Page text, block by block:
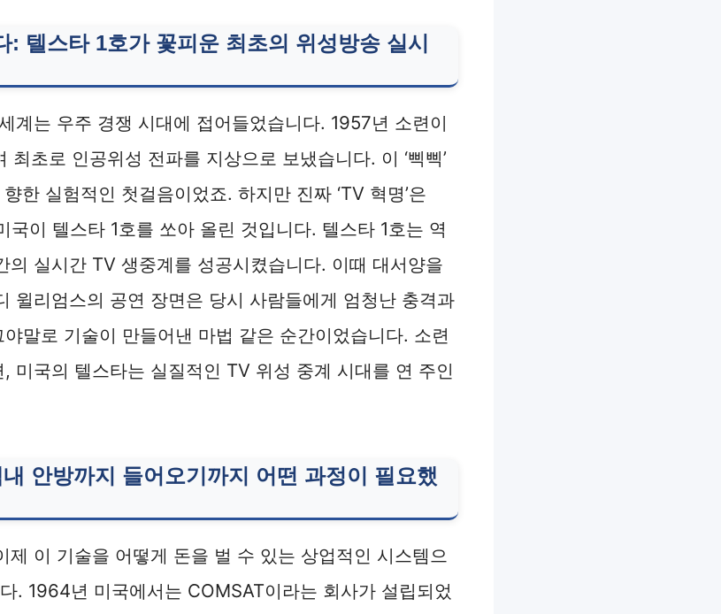
: 텔스타 1호가 꽃피운 최초의 위성방송 실시
계는 우주 경쟁 시대에 접어들었습니다. 1957년 소련이
최초로 인공위성 전파를 지상으로 보냈습니다. 이 ‘삑삑’
향한 실험적인 첫걸음이었죠. 하지만 진짜 ‘TV 혁명’은
이 텔스타 1호를 쏘아 올린 것입니다. 텔스타 1호는 역
의 실시간 TV 생중계를 성공시켰습니다. 이때 대서양을
윌리엄스의 공연 장면은 당시 사람들에게 엄청난 충격과
말로 기술이 만들어낸 마법 같은 순간이었습니다. 소련
미국의 텔스타는 실질적인 TV 위성 중계 시대를 연 주인
안방까지 들어오기까지 어떤 과정이 필요했
제 이 기술을 어떻게 돈을 벌 수 있는 상업적인 시스템으
. 1964년 미국에서는 COMSAT이라는 회사가 설립되었